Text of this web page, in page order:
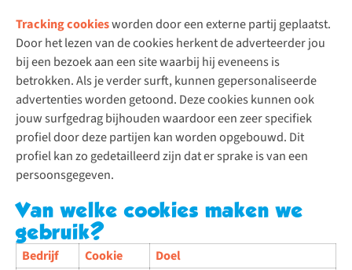
Tracking cookiesworden door een externe partij geplaatst.
Door het lezen van de cookies herkent de adverteerder jou
bij een bezoek aan een site waarbij hij eveneens is
betrokken. Als je verder surft, kunnen gepersonaliseerde
advertenties worden getoond. Deze cookies kunnen ook
jouw surfgedrag bijhouden waardoor een zeer specifiek
profiel door deze partijen kan worden opgebouwd. Dit
profiel kan zo gedetailleerd zijn dat er sprake is van een
persoonsgegeven.
Van welke cookies maken we
gebruik?
Bedrijf Cookie
Doel